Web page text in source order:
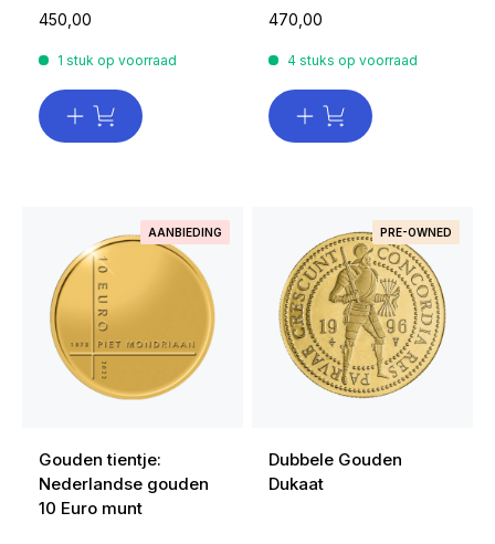
450,00
1 stuk op voorraad
470,00
4 stuks op voorraad
AANBIEDING
Gouden tientje:
Nederlandse gouden
10 Euro munt
PRE-OWNED
Dubbele Gouden
Dukaat